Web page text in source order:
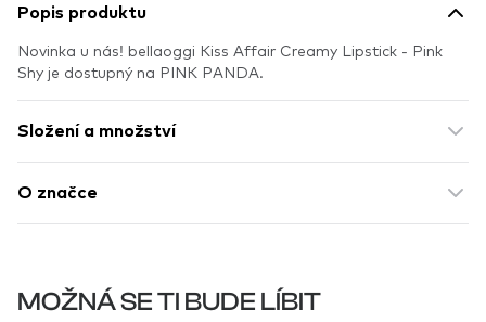
Popis produktu
Novinka u nás! bellaoggi Kiss Affair Creamy Lipstick - Pink
Shy je dostupný na PINK PANDA.
Složení a množství
O značce
MOŽNÁ SE TI BUDE LÍBIT